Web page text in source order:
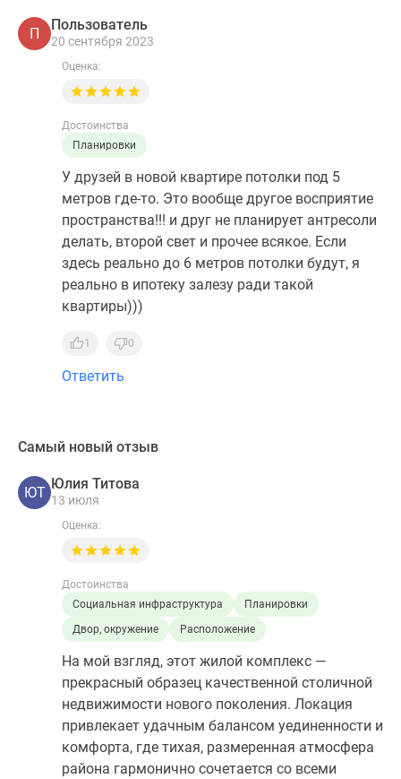
П
Пользователь
20 сентября 2023
Оценка:
Достоинства
Планировки
У друзей в новой квартире потолки под 5
метров где-то. Это вообще другое восприятие
пространства!!! и друг не планирует антресоли
делать, второй свет и прочее всякое. Если
здесь реально до 6 метров потолки будут, я
реально в ипотеку залезу ради такой
квартиры)))
1 0
Ответить
Самый новый отзыв
ЮТ
Юлия Титова
13 июля
Оценка:
Достоинства
Социальная инфраструктура
Планировки
Двор, окружение
Расположение
На мой взгляд, этот жилой комплекс —
прекрасный образец качественной столичной
недвижимости нового поколения. Локация
привлекает удачным балансом уединенности и
комфорта, где тихая, размеренная атмосфера
района гармонично сочетается со всеми